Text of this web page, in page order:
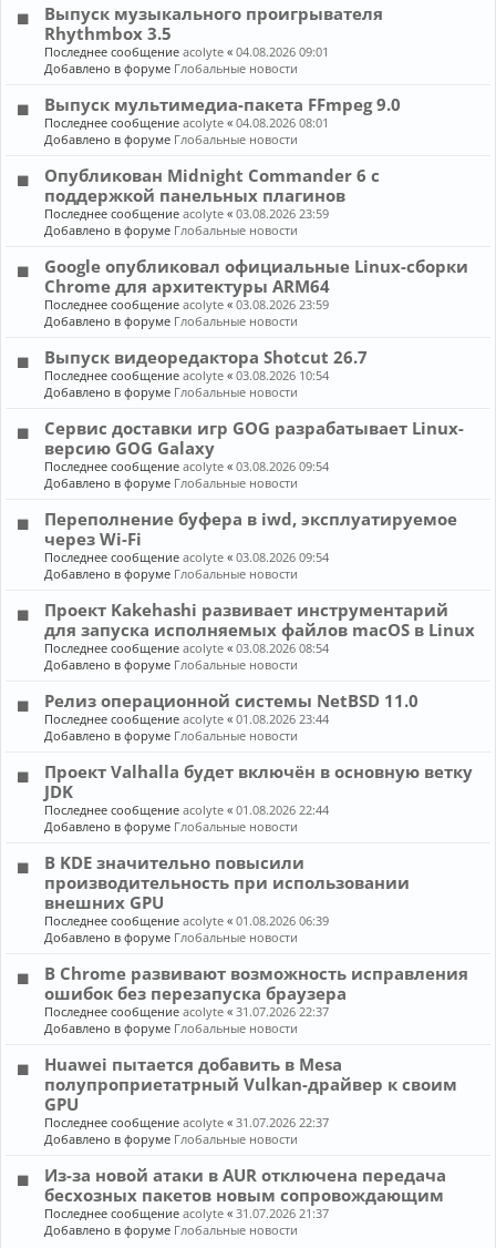
Выпуск музыкального проигрывателя
Rhythmbox 3.5
Последнее сообщениеacolyte «04.08.2026 09:01
Добавлено в форуме Глобальные новости
Выпуск мультимедиа-пакета FFmpeg 9.0
Последнее сообщениеacolyte «04.08.2026 08:01
Добавлено в форуме Глобальные новости
Опубликован Midnight Commander 6 c
поддержкой панельных плагинов
Последнее сообщениеacolyte «03.08.2026 23:59
Добавлено в форуме Глобальные новости
Google опубликовал официальные Linux-сборки
Chrome для архитектуры ARM64
Последнее сообщениеacolyte «03.08.2026 23:59
Добавлено в форуме Глобальные новости
Выпуск видеоредактора Shotcut 26.7
Последнее сообщениеacolyte «03.08.2026 10:54
Добавлено в форуме Глобальные новости
Сервис доставки игр GOG разрабатывает Linux-
версию GOG Galaxy
Последнее сообщениеacolyte «03.08.2026 09:54
Добавлено в форуме Глобальные новости
Переполнение буфера в iwd, эксплуатируемое
через Wi-Fi
Последнее сообщениеacolyte «03.08.2026 09:54
Добавлено в форуме Глобальные новости
Проект Kakehashi развивает инструментарий
для запуска исполняемых файлов macOS в Linux
Последнее сообщениеacolyte «03.08.2026 08:54
Добавлено в форуме Глобальные новости
Релиз операционной системы NetBSD 11.0
Последнее сообщениеacolyte «01.08.2026 23:44
Добавлено в форуме Глобальные новости
Проект Valhalla будет включён в основную ветку
JDK
Последнее сообщениеacolyte «01.08.2026 22:44
Добавлено в форуме Глобальные новости
В KDE значительно повысили
производительность при использовании
внешних GPU
Последнее сообщениеacolyte «01.08.2026 06:39
Добавлено в форуме Глобальные новости
В Chrome развивают возможность исправления
ошибок без перезапуска браузера
Последнее сообщениеacolyte «31.07.2026 22:37
Добавлено в форуме Глобальные новости
Huawei пытается добавить в Mesa
полупроприетатрный Vulkan-драйвер к своим
GPU
Последнее сообщениеacolyte «31.07.2026 22:37
Добавлено в форуме Глобальные новости
Из-за новой атаки в AUR отключена передача
бесхозных пакетов новым сопровождающим
Последнее сообщениеacolyte «31.07.2026 21:37
Добавлено в форуме Глобальные новости